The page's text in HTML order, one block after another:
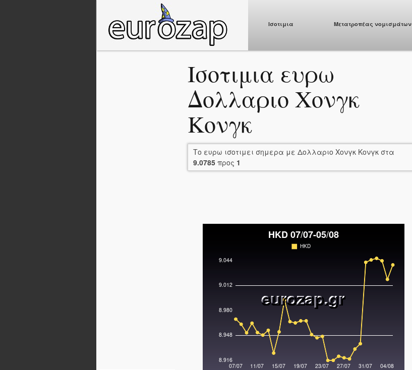
Ισοτιμια Μετατροπέας νομισμάτων
Ισοτιμια ευρω
Δολλαριο Χονγκ
Κονγκ
Το ευρω ισοτιμει σημερα με Δολλαριο Χονγκ Κονγκ στα
9.0785 προς 1